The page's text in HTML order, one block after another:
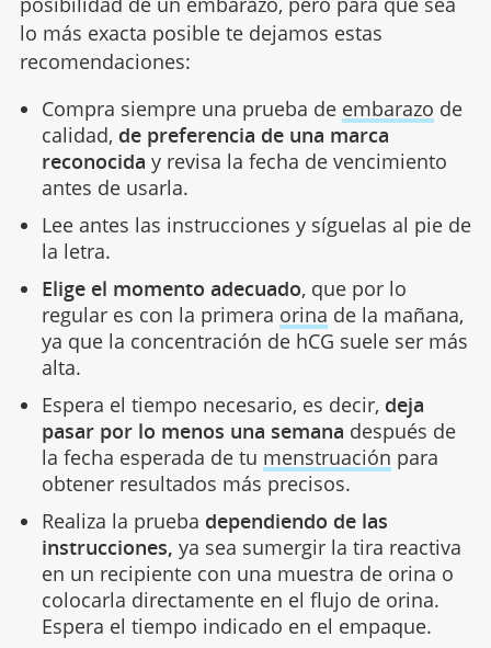
lo más exacta posible te dejamos estas
recomendaciones:
Compra siempre una prueba de embarazo de
calidad, de preferencia de una marca
reconocida y revisa la fecha de vencimiento
antes de usarla.
Lee antes las instrucciones y síguelas al pie de
la letra.
Elige el momento adecuado, que por lo
regular es con la primera orina de la mañana,
ya que la concentración de hCG suele ser más
alta.
Espera el tiempo necesario, es decir, deja
pasar por lo menos una semana después de
la fecha esperada de tu menstruación para
obtener resultados más precisos.
Realiza la prueba dependiendo de las
instrucciones, ya sea sumergir la tira reactiva
en un recipiente con una muestra de orina o
colocarla directamente en el flujo de orina.
Espera el tiempo indicado en el empaque.